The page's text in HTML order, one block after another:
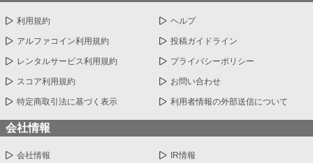
利用規約 ヘルプ
アルファコイン利用規約 投稿ガイドライン
レンタルサービス利用規約 プライバシーポリシー
スコア利用規約 お問い合わせ
特定商取引法に基づく表示 利用者情報の外部送信について
会社情報
会社情報 IR情報